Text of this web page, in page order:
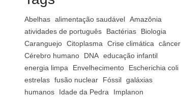
Abelhas alimentação saudável Amazônia
atividades de português
Bactérias
Biologia
Caranguejo Citoplasma Crise climática
câncer
Cérebro humano
DNA educação infantil
energia limpa
Envelhecimento
Escherichia coli
estrelas fusão nuclear Fóssil galáxias
humanos
Idade da Pedra
Implanon